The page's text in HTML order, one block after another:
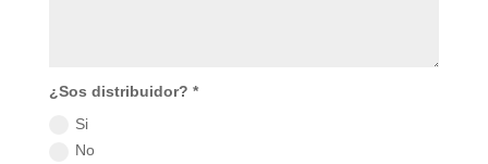
¿Sos distribuidor? *
Si
No